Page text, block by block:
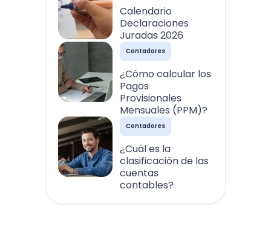
Calendario
Declaraciones
Juradas 2026
Contadores
¿Cómo calcular los
Pagos
Provisionales
Mensuales (PPM)?
Contadores
¿Cuál es la
clasificación de las
cuentas
contables?